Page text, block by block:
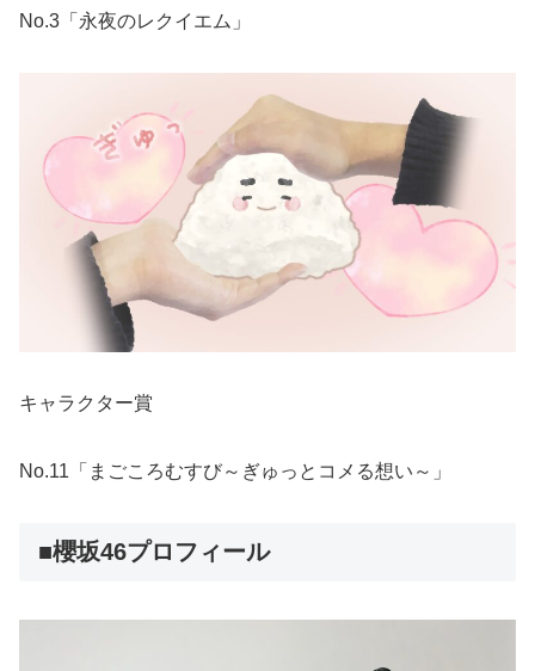
No.3「永夜のレクイエム」
キャラクター賞
No.11「まごころむすび～ぎゅっとコメる想い～」
■櫻坂46プロフィール